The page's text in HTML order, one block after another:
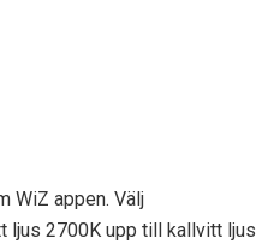
WiZ appen. Välj
ljus 2700K upp till kallvitt ljus